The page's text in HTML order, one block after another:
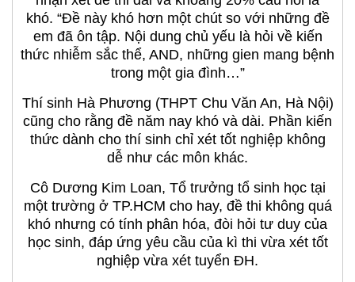
khó. “Đề này khó hơn một chút so với những đề
em đã ôn tập. Nội dung chủ yếu là hỏi về kiến
thức nhiễm sắc thể, AND, những gien mang bệnh
trong một gia đình…”
Thí sinh Hà Phương (THPT Chu Văn An, Hà Nội)
cũng cho rằng đề năm nay khó và dài. Phần kiến
thức dành cho thí sinh chỉ xét tốt nghiệp không
dễ như các môn khác.
Cô Dương Kim Loan, Tổ trưởng tổ sinh học tại
một trường ở TP.HCM cho hay, đề thi không quá
khó nhưng có tính phân hóa, đòi hỏi tư duy của
học sinh, đáp ứng yêu cầu của kì thi vừa xét tốt
nghiệp vừa xét tuyển ĐH.